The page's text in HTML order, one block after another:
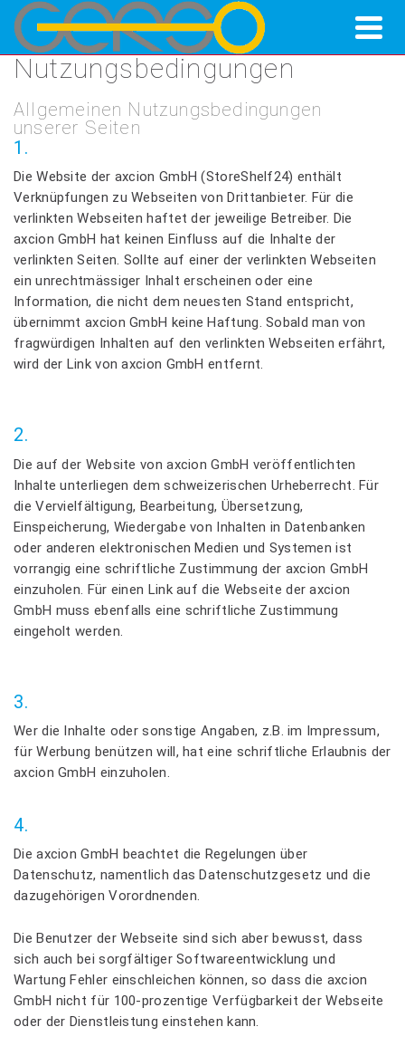
Nutzungsbedingungen
Allgemeinen Nutzungsbedingungen
unserer Seiten
1.
Die Website der axcion GmbH (StoreShelf24) enthält
Verknüpfungen zu Webseiten von Drittanbieter. Für die
verlinkten Webseiten haftet der jeweilige Betreiber. Die
axcion GmbH hat keinen Einfluss auf die Inhalte der
verlinkten Seiten. Sollte auf einer der verlinkten Webseiten
ein unrechtmässiger Inhalt erscheinen oder eine
Information, die nicht dem neuesten Stand entspricht,
übernimmt axcion GmbH keine Haftung. Sobald man von
fragwürdigen Inhalten auf den verlinkten Webseiten erfährt,
wird der Link von axcion GmbH entfernt.
2.
Die auf der Website von axcion GmbH veröffentlichten
Inhalte unterliegen dem schweizerischen Urheberrecht. Für
die Vervielfältigung, Bearbeitung, Übersetzung,
Einspeicherung, Wiedergabe von Inhalten in Datenbanken
oder anderen elektronischen Medien und Systemen ist
vorrangig eine schriftliche Zustimmung der axcion GmbH
einzuholen. Für einen Link auf die Webseite der axcion
GmbH muss ebenfalls eine schriftliche Zustimmung
eingeholt werden.
3.
Wer die Inhalte oder sonstige Angaben, z.B. im Impressum,
für Werbung benützen will, hat eine schriftliche Erlaubnis der
axcion GmbH einzuholen.
4.
Die axcion GmbH beachtet die Regelungen über
Datenschutz, namentlich das Datenschutzgesetz und die
dazugehörigen Vorordnenden.
Die Benutzer der Webseite sind sich aber bewusst, dass
sich auch bei sorgfältiger Softwareentwicklung und
Wartung Fehler einschleichen können, so dass die axcion
GmbH nicht für 100-prozentige Verfügbarkeit der Webseite
oder der Dienstleistung einstehen kann.